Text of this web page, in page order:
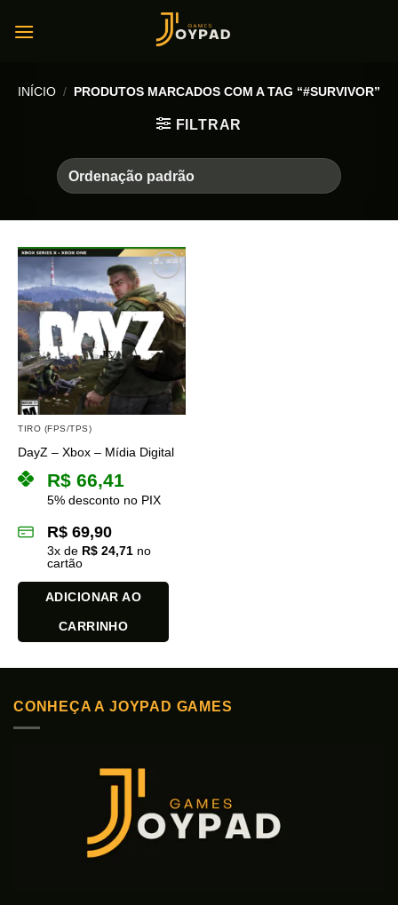
INÍCIO / PRODUTOS MARCADOS COM A TAG “#SURVIVOR”
FILTRAR
TIRO (FPS/TPS)
DayZ – Xbox – Mídia Digital
R$ 66,41
5% desconto no PIX
R$ 69,90
3x de R$ 24,71 no
cartão
ADICIONAR AO
CARRINHO
CONHEÇA A JOYPAD GAMES